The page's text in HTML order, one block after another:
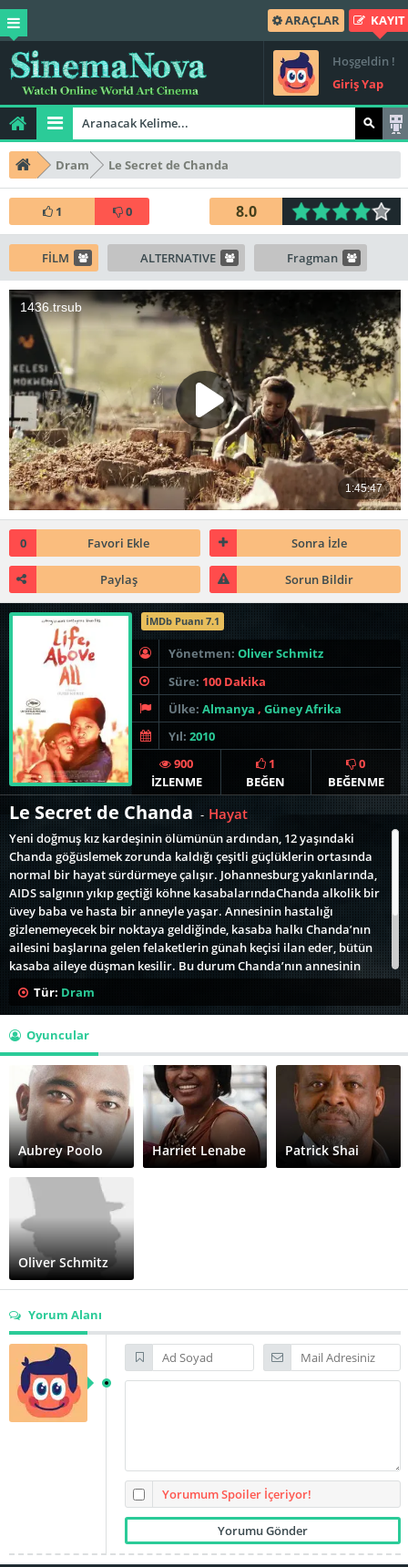
ARAÇLAR KAYIT
Hoşgeldin !
Giriş Yap
Dram Le Secret de Chanda
1 0 8.0
FİLM ALTERNATIVE Fragman
0 Favori Ekle Sonra İzle
Paylaş Sorun Bildir
İMDb Puanı 7.1
Yönetmen: Oliver Schmitz
Süre: 100 Dakika
Ülke: Almanya , Güney Afrika
Yıl: 2010
900
İZLENME
1
BEĞEN
0
BEĞENME
Le Secret de Chanda - Hayat
Yeni doğmuş kız kardeşinin ölümünün ardından, 12 yaşındaki
Chanda göğüslemek zorunda kaldığı çeşitli güçlüklerin ortasında
normal bir hayat sürdürmeye çalışır. Johannesburg yakınlarında,
AIDS salgının yıkıp geçtiği köhne kasabalarındaChanda alkolik bir
üvey baba ve hasta bir anneyle yaşar. Annesinin hastalığı
gizlenemeyecek bir noktaya geldiğinde, kasaba halkı Chanda’nın
ailesini başlarına gelen felaketlerin günah keçisi ilan eder, bütün
kasaba aileye düşman kesilir. Bu durum Chanda’nın annesinin
kasabadan kaçmasına ve ailesinin parçalanmasına sebep olur.
Halkın bu tepkisinin önyargı ve batıl inançlardan kaynaklandığını
sezinleyen Chanda annesini ve hakikati bulmak üzere evini ve
okulunu terk eder. Önce Hayat Allan Stratton’ın 2004 tarihli çok
satan ‘Chanda’s Secrets’ isimli romanından uyarlanmıştır.
Tür: Dram
Oyuncular
Aubrey Poolo Harriet Lenabe Patrick Shai
Oliver Schmitz
Yorum Alanı
Yorumum Spoiler İçeriyor!